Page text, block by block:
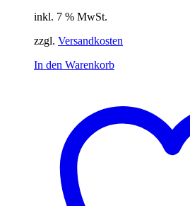
inkl. 7 % MwSt.
zzgl. Versandkosten
In den Warenkorb